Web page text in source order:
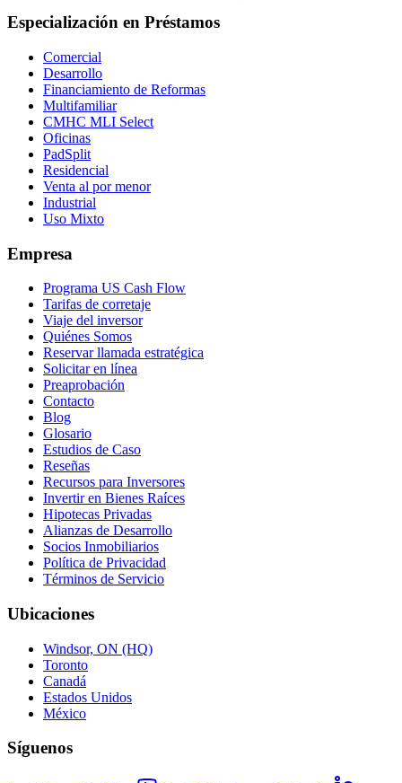
Especialización en Préstamos
Comercial
Desarrollo
Financiamiento de Reformas
Multifamiliar
CMHC MLI Select
Oficinas
PadSplit
Residencial
Venta al por menor
Industrial
Uso Mixto
Empresa
Programa US Cash Flow
Tarifas de corretaje
Viaje del inversor
Quiénes Somos
Reservar llamada estratégica
Solicitar en línea
Preaprobación
Contacto
Blog
Glosario
Estudios de Caso
Reseñas
Recursos para Inversores
Invertir en Bienes Raíces
Hipotecas Privadas
Alianzas de Desarrollo
Socios Inmobiliarios
Política de Privacidad
Términos de Servicio
Ubicaciones
Windsor, ON (HQ)
Toronto
Canadá
Estados Unidos
México
Síguenos